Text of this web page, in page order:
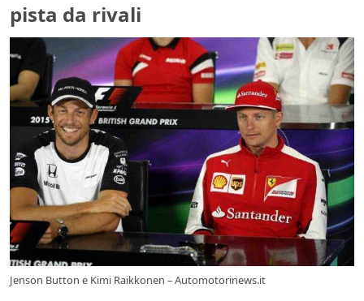
pista da rivali
Jenson Button e Kimi Raikkonen – Automotorinews.it